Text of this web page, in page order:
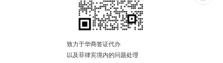
致力于华商签证代办
以及菲律宾境内的问题处理